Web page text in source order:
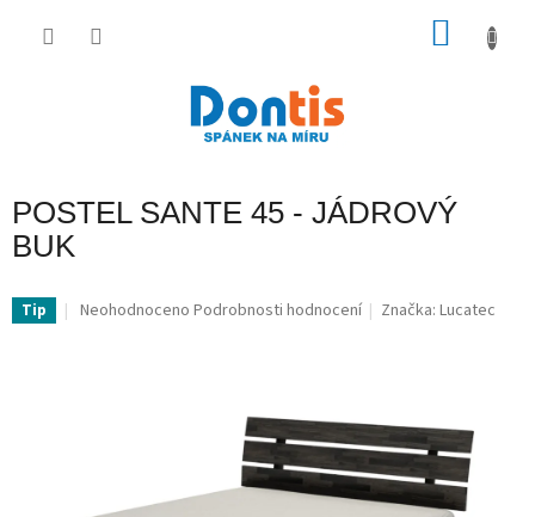
POSTEL SANTE 45 - JÁDROVÝ
BUK
Tip
Průměrné
Neohodnoceno Podrobnosti hodnocení Značka:Lucatec